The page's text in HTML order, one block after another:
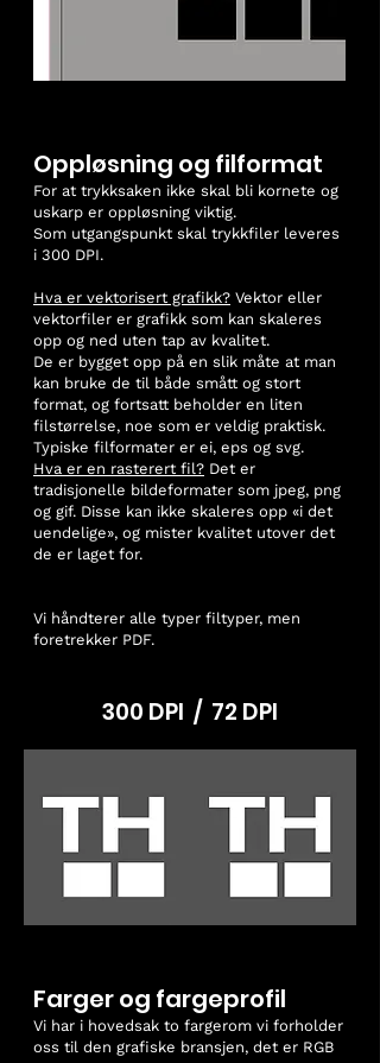
Oppløsning og filformat
For at trykksaken ikke skal bli kornete og
uskarp er oppløsning viktig.
Som utgangspunkt skal trykkfiler leveres
i 300 DPI.
Hva er vektorisert grafikk? Vektor eller
vektorfiler er grafikk som kan skaleres
opp og ned uten tap av kvalitet.
De er bygget opp på en slik måte at man
kan bruke de til både smått og stort
format, og fortsatt beholder en liten
filstørrelse, noe som er veldig praktisk.
Typiske filformater er ei, eps og svg.
Hva er en rasterert fil? Det er
tradisjonelle bildeformater som jpeg, png
og gif. Disse kan ikke skaleres opp «i det
uendelige», og mister kvalitet utover det
de er laget for.
Vi håndterer alle typer filtyper, men
foretrekker PDF.
300 DPI / 72 DPI
Farger og fargeprofil
Vi har i hovedsak to fargerom vi forholder
oss til den grafiske bransjen, det er RGB